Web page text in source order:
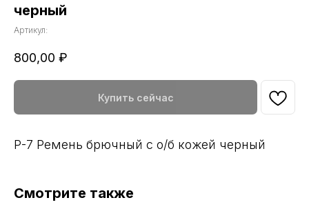
черный
Артикул:
800,00 ₽
Купить сейчас
Р-7 Ремень брючный с о/б кожей черный
Смотрите также